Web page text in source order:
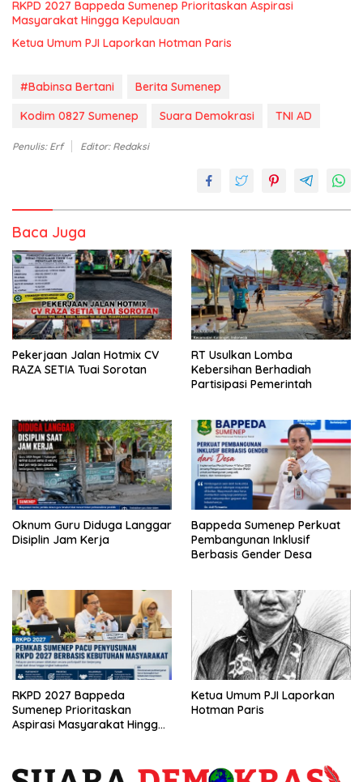
RKPD 2027 Bappeda Sumenep Prioritaskan Aspirasi
Masyarakat Hingga Kepulauan
Ketua Umum PJI Laporkan Hotman Paris
#Babinsa Bertani
Berita Sumenep
Kodim 0827 Sumenep
Suara Demokrasi TNI AD
Penulis: Erf Editor: Redaksi
Baca Juga
Pekerjaan Jalan Hotmix CV
RAZA SETIA Tuai Sorotan
RT Usulkan Lomba
Kebersihan Berhadiah
Partisipasi Pemerintah
Oknum Guru Diduga Langgar
Disiplin Jam Kerja
Bappeda Sumenep Perkuat
Pembangunan Inklusif
Berbasis Gender Desa
RKPD 2027 Bappeda
Sumenep Prioritaskan
Aspirasi Masyarakat Hingga
Ketua Umum PJI Laporkan
Hotman Paris